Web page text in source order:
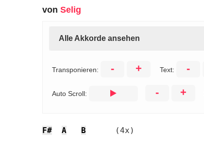
von Selig
Alle Akkorde ansehen
Transponieren: - + Text: -
Auto Scroll: - +
F# A B
      (4x)